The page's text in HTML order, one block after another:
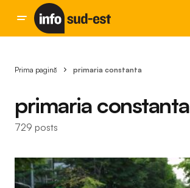
Prima pagină primaria constanta
primaria constanta
729 posts